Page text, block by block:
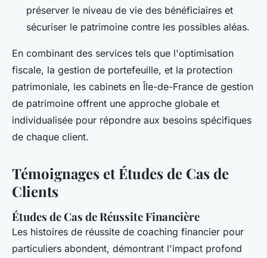
préserver le niveau de vie des bénéficiaires et
sécuriser le patrimoine contre les possibles aléas.
En combinant des services tels que l'optimisation
fiscale, la gestion de portefeuille, et la protection
patrimoniale, les cabinets en Île-de-France de gestion
de patrimoine offrent une approche globale et
individualisée pour répondre aux besoins spécifiques
de chaque client.
Témoignages et Études de Cas de
Clients
Études de Cas de Réussite Financière
Les histoires de réussite de coaching financier pour
particuliers abondent, démontrant l'impact profond